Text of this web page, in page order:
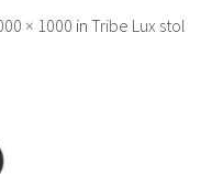
× 1000 in Tribe Lux stol